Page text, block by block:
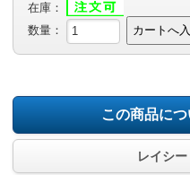
在庫：
数量：
カートへ
この商品に
レイシ